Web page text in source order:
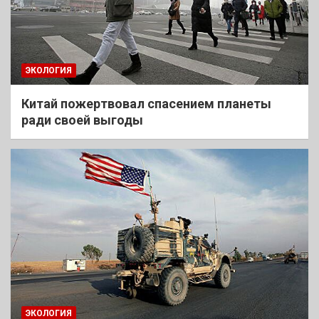
ЭКОЛОГИЯ
Китай пожертвовал спасением планеты
ради своей выгоды
ЭКОЛОГИЯ